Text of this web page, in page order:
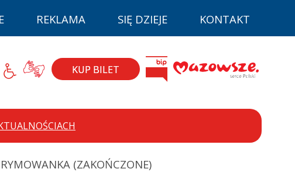
REKLAMA SIĘ DZIEJE KONTAKT
Dla
Język migowyKUP BILET BIP Mazovia
(ZAKOŃCZONE)